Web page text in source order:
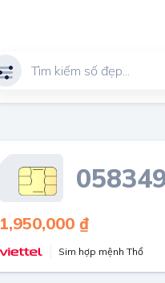
1,950,000 ₫
Sim hợp mệnh Thổ